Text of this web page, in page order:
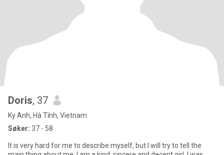
Doris, 37
Ky Anh, Hà Tĩnh, Vietnam
Søker: 37 - 58
It is very hard for me to describe myself, but I will try to tell the